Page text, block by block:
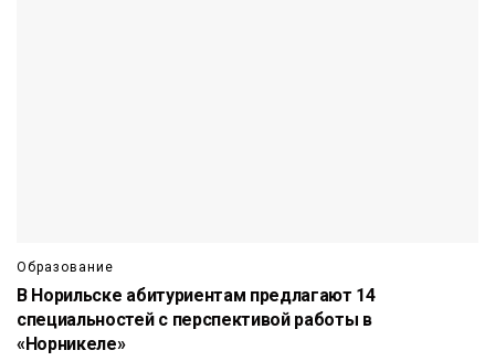
Образование
В Норильске абитуриентам предлагают 14
специальностей с перспективой работы в
«Норникеле»